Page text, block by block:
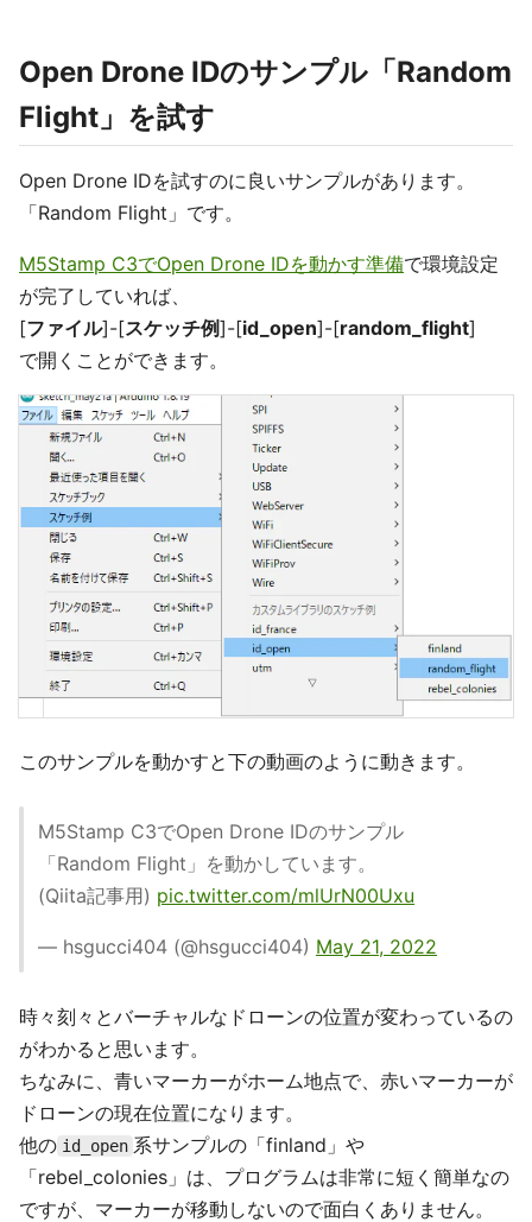
Open Drone IDのサンプル「Random
Flight」を試す
Open Drone IDを試すのに良いサンプルがあります。
「Random Flight」です。
M5Stamp C3でOpen Drone IDを動かす準備で環境設定
が完了していれば、
[ファイル]-[スケッチ例]-[id_open]-[random_flight]
で開くことができます。
このサンプルを動かすと下の動画のように動きます。
M5Stamp C3でOpen Drone IDのサンプル
「Random Flight」を動かしています。
(Qiita記事用) pic.twitter.com/mlUrN00Uxu
— hsgucci404 (@hsgucci404) May 21, 2022
時々刻々とバーチャルなドローンの位置が変わっているの
がわかると思います。
ちなみに、青いマーカーがホーム地点で、赤いマーカーが
ドローンの現在位置になります。
他の id_open 系サンプルの「finland」や
「rebel_colonies」は、プログラムは非常に短く簡単なの
ですが、マーカーが移動しないので面白くありません。